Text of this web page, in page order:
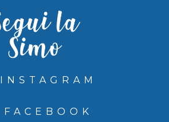
INSTAGRAM
FACEBOOK